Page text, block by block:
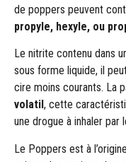
de poppers peuvent
propyle, hexyle, ou
Le nitrite contenu dans
sous forme liquide, il
cire moins courants. La
volatil , cette
une drogue à inhaler par
Le Poppers est à